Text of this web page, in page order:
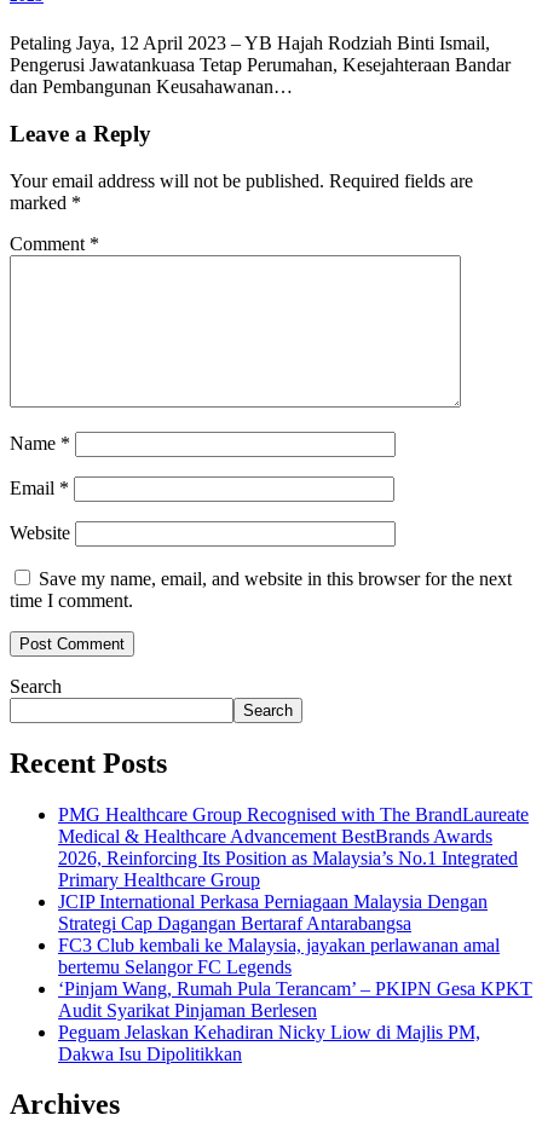
Petaling Jaya, 12 April 2023 – YB Hajah Rodziah Binti Ismail,
Pengerusi Jawatankuasa Tetap Perumahan, Kesejahteraan Bandar
dan Pembangunan Keusahawanan…
Leave a Reply
Your email address will not be published. Required fields are
marked *
Comment *
Name *
Email *
Website
Save my name, email, and website in this browser for the next
time I comment.
Search
Search
Recent Posts
PMG Healthcare Group Recognised with The BrandLaureate
Medical & Healthcare Advancement BestBrands Awards
2026, Reinforcing Its Position as Malaysia’s No.1 Integrated
Primary Healthcare Group
JCIP International Perkasa Perniagaan Malaysia Dengan
Strategi Cap Dagangan Bertaraf Antarabangsa
FC3 Club kembali ke Malaysia, jayakan perlawanan amal
bertemu Selangor FC Legends
‘Pinjam Wang, Rumah Pula Terancam’ – PKIPN Gesa KPKT
Audit Syarikat Pinjaman Berlesen
Peguam Jelaskan Kehadiran Nicky Liow di Majlis PM,
Dakwa Isu Dipolitikkan
Archives